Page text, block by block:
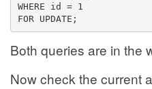
WHERE id = 1
FOR UPDATE;
Both queries are in the
Now check the current